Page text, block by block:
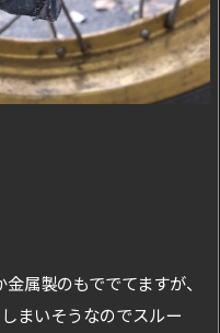
属製のもででてますが、
まいそうなのでスルー